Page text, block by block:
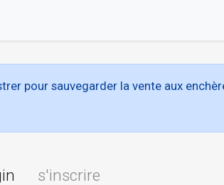
pour sauvegarder la vente aux
s'inscrire